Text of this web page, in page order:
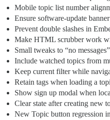
Mobile topic list number
Ensure software-update
Prevent double slashes in
Make HTML scrubber work
Small tweaks to “no
Include watched topics from
Keep current filter while
Retain tags when loading a
Show sign up modal when
Clear state after creating new
New Topic button regression